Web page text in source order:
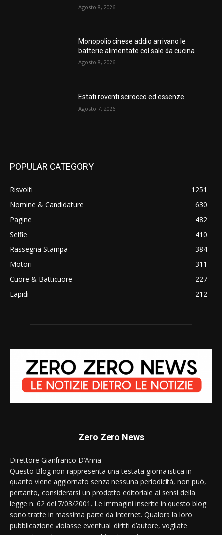
Agosto 8, 2026
Monopolio cinese addio arrivano le
batterie alimentate col sale da cucina
Agosto 8, 2026
Estati roventi scirocco ed essenze
Agosto 7, 2026
POPULAR CATEGORY
Risvolti
1251
Nomine & Candidature
630
Pagine
482
Selfie
410
Rassegna Stampa
384
Motori
311
Cuore & Batticuore
227
Lapidi
212
Zero Zero News
Direttore Gianfranco D’Anna
Questo Blog non rappresenta una testata giornalistica in
quanto viene aggiornato senza nessuna periodicità, non può,
pertanto, considerarsi un prodotto editoriale ai sensi della
legge n. 62 del 7/03/2001. Le immagini inserite in questo blog
sono tratte in massima parte da Internet. Qualora la loro
pubblicazione violasse eventuali diritti d’autore, vogliate